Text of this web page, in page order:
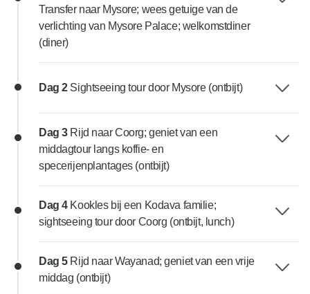
Transfer naar Mysore; wees getuige van de
verlichting van Mysore Palace; welkomstdiner
(diner)
Dag 2 Sightseeing tour door Mysore (ontbijt)
Dag 3 Rijd naar Coorg; geniet van een
middagtour langs koffie- en
specerijenplantages (ontbijt)
Dag 4 Kookles bij een Kodava familie;
sightseeing tour door Coorg (ontbijt, lunch)
Dag 5 Rijd naar Wayanad; geniet van een vrije
middag (ontbijt)